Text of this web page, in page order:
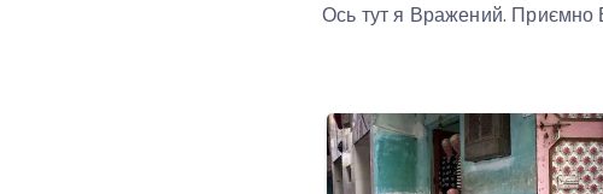
Ось тут я Вражений. Приємно